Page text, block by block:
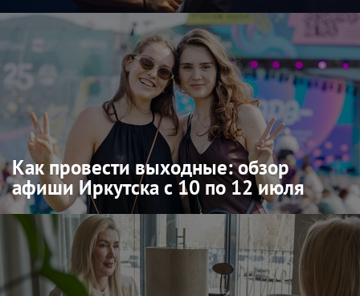
Как провести выходные: обзор
афиши Иркутска с 10 по 12 июля